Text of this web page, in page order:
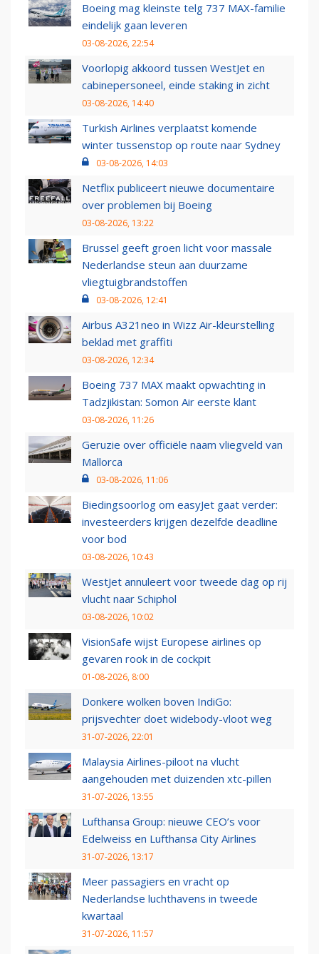
Boeing mag kleinste telg 737 MAX-familie
eindelijk gaan leveren
03-08-2026, 22:54
Voorlopig akkoord tussen WestJet en
cabinepersoneel, einde staking in zicht
03-08-2026, 14:40
Turkish Airlines verplaatst komende
winter tussenstop op route naar Sydney
03-08-2026, 14:03
Netflix publiceert nieuwe documentaire
over problemen bij Boeing
03-08-2026, 13:22
Brussel geeft groen licht voor massale
Nederlandse steun aan duurzame
vliegtuigbrandstoffen
03-08-2026, 12:41
Airbus A321neo in Wizz Air-kleurstelling
beklad met graffiti
03-08-2026, 12:34
Boeing 737 MAX maakt opwachting in
Tadzjikistan: Somon Air eerste klant
03-08-2026, 11:26
Geruzie over officiële naam vliegveld van
Mallorca
03-08-2026, 11:06
Biedingsoorlog om easyJet gaat verder:
investeerders krijgen dezelfde deadline
voor bod
03-08-2026, 10:43
WestJet annuleert voor tweede dag op rij
vlucht naar Schiphol
03-08-2026, 10:02
VisionSafe wijst Europese airlines op
gevaren rook in de cockpit
01-08-2026, 8:00
Donkere wolken boven IndiGo:
prijsvechter doet widebody-vloot weg
31-07-2026, 22:01
Malaysia Airlines-piloot na vlucht
aangehouden met duizenden xtc-pillen
31-07-2026, 13:55
Lufthansa Group: nieuwe CEO’s voor
Edelweiss en Lufthansa City Airlines
31-07-2026, 13:17
Meer passagiers en vracht op
Nederlandse luchthavens in tweede
kwartaal
31-07-2026, 11:57